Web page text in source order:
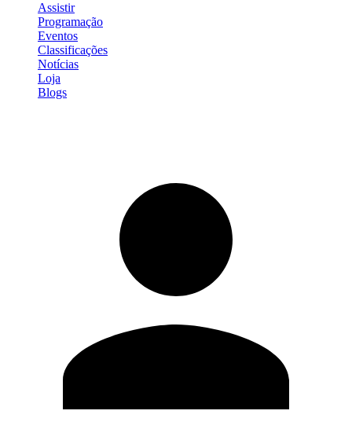
Assistir
Programação
Eventos
Classificações
Notícias
Loja
Blogs